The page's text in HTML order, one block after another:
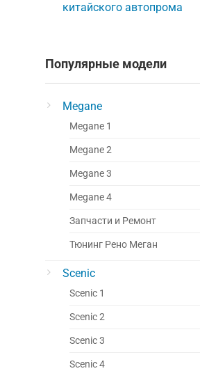
китайского автопрома
Популярные модели
Megane
Megane 1
Megane 2
Megane 3
Megane 4
Запчасти и Ремонт
Тюнинг Рено Меган
Scenic
Scenic 1
Scenic 2
Scenic 3
Scenic 4